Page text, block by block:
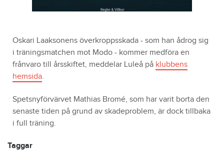
Oskari Laaksonens överkroppsskada - som han ådrog sig
i träningsmatchen mot Modo - kommer medföra en
frånvaro till årsskiftet, meddelar Luleå på klubbens
hemsida.
Spetsnyförvärvet Mathias Bromé, som har varit borta den
senaste tiden på grund av skadeproblem, är dock tillbaka
i full träning.
Taggar